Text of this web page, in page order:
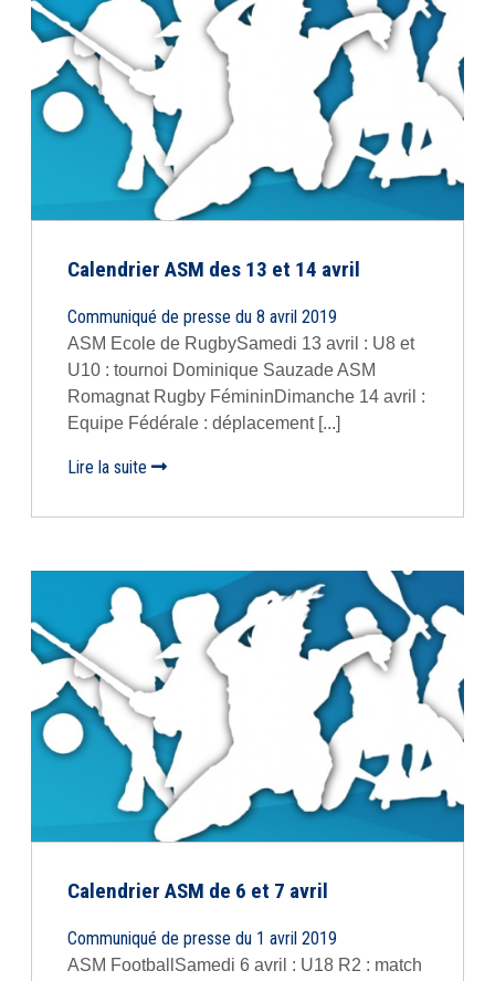
Calendrier ASM des 13 et 14 avril
Communiqué de presse du 8 avril 2019
ASM Ecole de RugbySamedi 13 avril : U8 et
U10 : tournoi Dominique Sauzade ASM
Romagnat Rugby FémininDimanche 14 avril :
Equipe Fédérale : déplacement [...]
Lire la suite
Calendrier ASM de 6 et 7 avril
Communiqué de presse du 1 avril 2019
ASM FootballSamedi 6 avril : U18 R2 : match